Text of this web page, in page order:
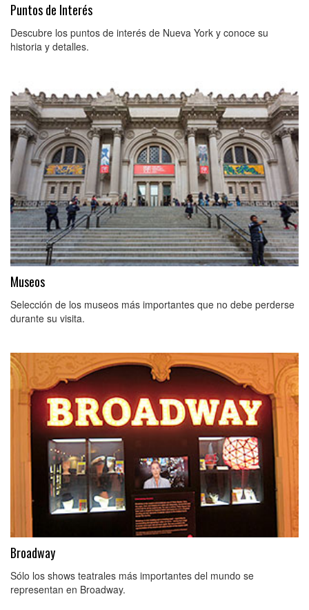
Puntos de Interés
Descubre los puntos de interés de Nueva York y conoce su
historia y detalles.
Museos
Selección de los museos más importantes que no debe perderse
durante su visita.
Broadway
Sólo los shows teatrales más importantes del mundo se
representan en Broadway.